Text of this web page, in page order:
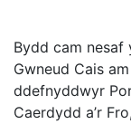
Bydd cam
Gwneud Cais
ddefnyddwyr
Caerdydd a’r